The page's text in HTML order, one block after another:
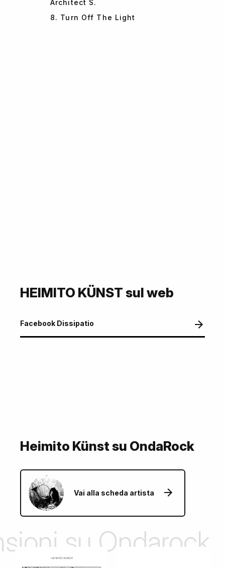
Architect S.
8. Turn Off The Light
HEIMITO KÜNST sul web
Facebook Dissipatio
Heimito Künst su OndaRock
Vai alla scheda artista
su Ondarock